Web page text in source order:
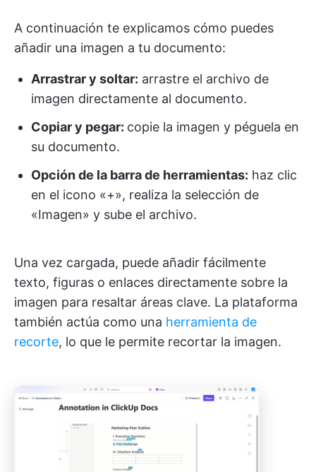
A continuación te explicamos cómo puedes
añadir una imagen a tu documento:
Arrastrar y soltar: arrastre el archivo de
imagen directamente al documento.
Copiar y pegar: copie la imagen y péguela en
su documento.
Opción de la barra de herramientas: haz clic
en el icono «+», realiza la selección de
«Imagen» y sube el archivo.
Una vez cargada, puede añadir fácilmente
texto, figuras o enlaces directamente sobre la
imagen para resaltar áreas clave. La plataforma
también actúa como una herramienta de
recorte, lo que le permite recortar la imagen.